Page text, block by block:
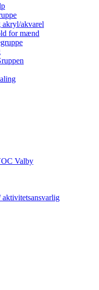
akvarel
for mænd
Valby